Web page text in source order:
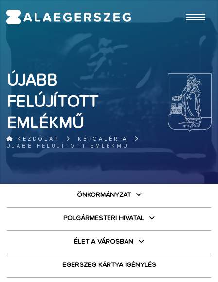
ÚJABB
FELÚJÍTOTT
EMLÉKMŰ
KEZDŐLAP
KÉPGALÉRIA
ÚJABB FELÚJÍTOTT EMLÉKMŰ
ÖNKORMÁNYZAT
POLGÁRMESTERI HIVATAL
ÉLET A VÁROSBAN
EGERSZEG KÁRTYA IGÉNYLÉS